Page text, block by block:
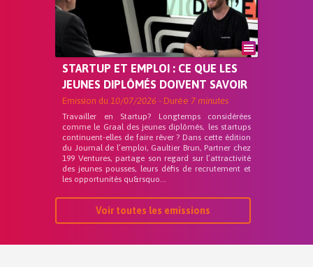
STARTUP ET EMPLOI : CE QUE LES
JEUNES DIPLÔMÉS DOIVENT SAVOIR
Emission du 10/07/2026 - Durée 7 minutes
Travailler en Startup? Longtemps considérées
comme le Graal des jeunes diplômés, les startups
continuent-elles de faire rêver ? Dans cette édition
du Journal de l’emploi, Gaultier Brun, Partner chez
199 Ventures, partage son regard sur l’attractivité
des jeunes pousses, leurs défis de recrutement et
les opportunités qu&rsquo...
Voir toutes les emissions